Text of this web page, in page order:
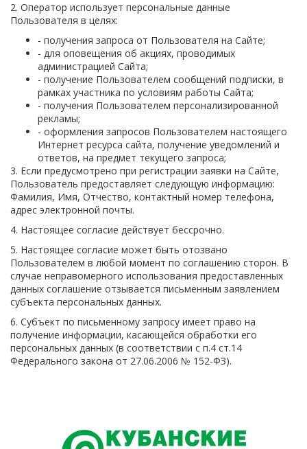
2. Оператор использует персональные данные
Пользователя в целях:
- получения запроса от Пользователя на Сайте;
- для оповещения об акциях, проводимых
администрацией Сайта;
- получение Пользователем сообщений подписки, в
рамках участника по условиям работы Сайта;
- получения Пользователем персонализированной
рекламы;
- оформления запросов Пользователем настоящего
Интернет ресурса сайта, получение уведомлений и
ответов, на предмет текущего запроса;
3. Если предусмотрено при регистрации заявки на Сайте,
Пользователь предоставляет следующую информацию:
Фамилия, Имя, Отчество, контактный номер телефона,
адрес электронной почты.
4. Настоящее согласие действует бессрочно.
5. Настоящее согласие может быть отозвано
Пользователем в любой момент по соглашению сторон. В
случае неправомерного использования предоставленных
данных соглашение отзывается письменным заявлением
субъекта персональных данных.
6. Субъект по письменному запросу имеет право на
получение информации, касающейся обработки его
персональных данных (в соответствии с п.4 ст.14
Федерального закона от 27.06.2006 № 152-ФЗ).